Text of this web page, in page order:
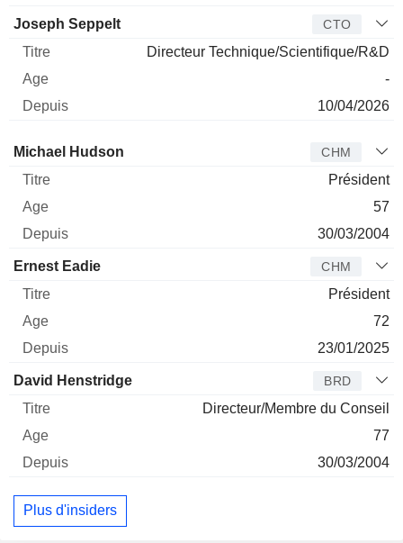
Joseph Seppelt CTO
Directeur Technique/Scientifique/R&D
-
10/04/2026
Administrateur Titre
Michael Hudson CHM
Président
57
30/03/2004
Ernest Eadie CHM
Président
72
23/01/2025
David Henstridge BRD
Directeur/Membre du Conseil
77
30/03/2004
Plus d'insiders